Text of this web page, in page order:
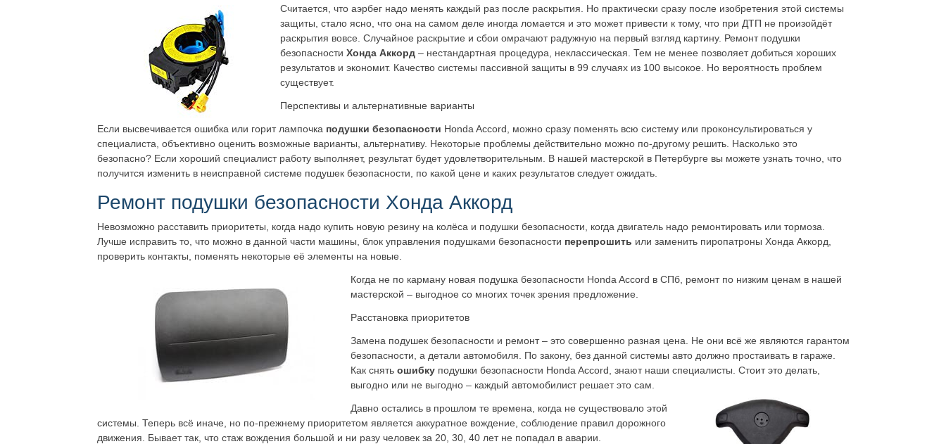
Считается, что аэрбег надо менять каждый раз после раскрытия. Но практически сразу после изобретения этой системы
защиты, стало ясно, что она на самом деле иногда ломается и это может привести к тому, что при ДТП не произойдёт
раскрытия вовсе. Случайное раскрытие и сбои омрачают радужную на первый взгляд картину. Ремонт подушки
безопасности Хонда Аккорд – нестандартная процедура, неклассическая. Тем не менее позволяет добиться хороших
результатов и экономит. Качество системы пассивной защиты в 99 случаях из 100 высокое. Но вероятность проблем
существует.
Перспективы и альтернативные варианты
Если высвечивается ошибка или горит лампочка подушки безопасности Honda Accord, можно сразу поменять всю систему или проконсультироваться у
специалиста, объективно оценить возможные варианты, альтернативу. Некоторые проблемы действительно можно по-другому решить. Насколько это
безопасно? Если хороший специалист работу выполняет, результат будет удовлетворительным. В нашей мастерской в Петербурге вы можете узнать точно, что
получится изменить в неисправной системе подушек безопасности, по какой цене и каких результатов следует ожидать.
Ремонт подушки безопасности Хонда Аккорд
Невозможно расставить приоритеты, когда надо купить новую резину на колёса и подушки безопасности, когда двигатель надо ремонтировать или тормоза.
Лучше исправить то, что можно в данной части машины, блок управления подушками безопасности перепрошить или заменить пиропатроны Хонда Аккорд,
проверить контакты, поменять некоторые её элементы на новые.
Когда не по карману новая подушка безопасности Honda Accord в СПб, ремонт по низким ценам в нашей
мастерской – выгодное со многих точек зрения предложение.
Расстановка приоритетов
Замена подушек безопасности и ремонт – это совершенно разная цена. Не они всё же являются гарантом
безопасности, а детали автомобиля. По закону, без данной системы авто должно простаивать в гараже.
Как снять ошибку подушки безопасности Honda Accord, знают наши специалисты. Стоит это делать,
выгодно или не выгодно – каждый автомобилист решает это сам.
Давно остались в прошлом те времена, когда не существовало этой
системы. Теперь всё иначе, но по-прежнему приоритетом является аккуратное вождение, соблюдение правил дорожного
движения. Бывает так, что стаж вождения большой и ни разу человек за 20, 30, 40 лет не попадал в аварии.